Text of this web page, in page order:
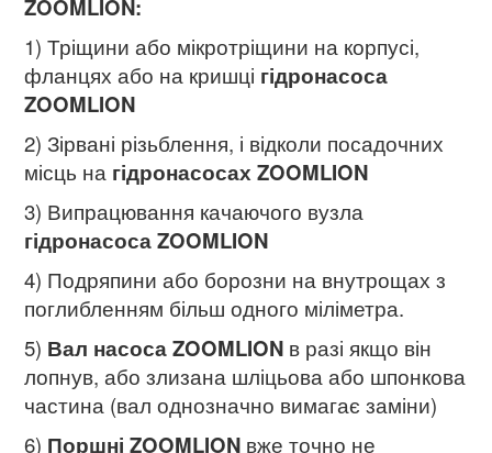
ZOOMLION:
1) Тріщини або мікротріщини на корпусі,
фланцях або на кришці гідронасоса
ZOOMLION
2) Зірвані різьблення, і відколи посадочних
місць на гідронасосах ZOOMLION
3) Випрацювання качаючого вузла
гідронасоса ZOOMLION
4) Подряпини або борозни на внутрощах з
поглибленням більш одного міліметра.
5) Вал насоса ZOOMLION в разі якщо він
лопнув, або злизана шліцьова або шпонкова
частина (вал однозначно вимагає заміни)
6) Поршні ZOOMLION вже точно не